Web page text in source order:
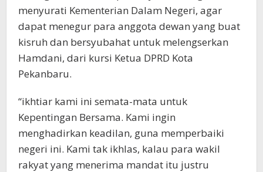
menyurati Kementerian Dalam Negeri, agar
dapat menegur para anggota dewan yang buat
kisruh dan bersyubahat untuk melengserkan
Hamdani, dari kursi Ketua DPRD Kota
Pekanbaru.
“ikhtiar kami ini semata-mata untuk
Kepentingan Bersama. Kami ingin
menghadirkan keadilan, guna memperbaiki
negeri ini. Kami tak ikhlas, kalau para wakil
rakyat yang menerima mandat itu justru